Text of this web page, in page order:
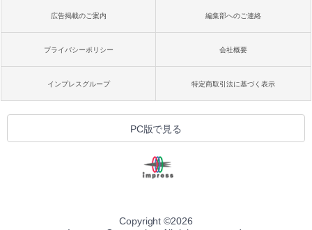
広告掲載のご案内 編集部へのご連絡
プライバシーポリシー 会社概要
インプレスグループ 特定商取引法に基づく表示
PC版で見る
Copyright ©2026